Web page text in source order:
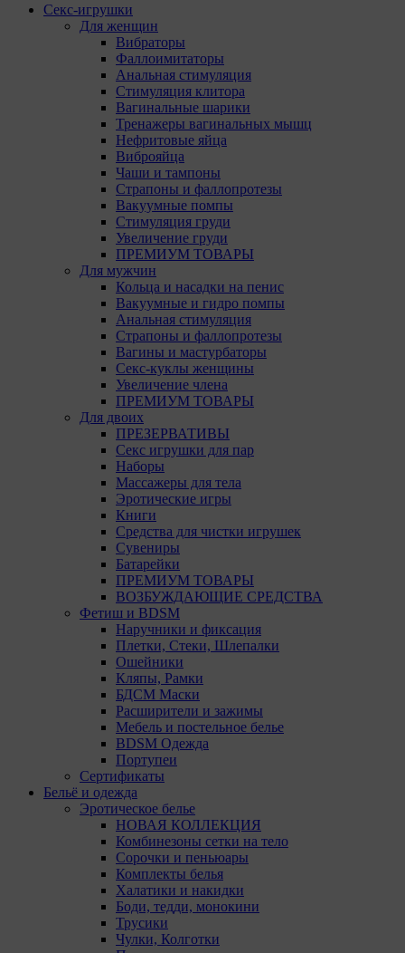
Секс-игрушки
Для женщин
Вибраторы
Фаллоимитаторы
Анальная стимуляция
Стимуляция клитора
Вагинальные шарики
Тренажеры вагинальных мышц
Нефритовые яйца
Виброяйца
Чаши и тампоны
Страпоны и фаллопротезы
Вакуумные помпы
Стимуляция груди
Увеличение груди
ПРЕМИУМ ТОВАРЫ
Для мужчин
Кольца и насадки на пенис
Вакуумные и гидро помпы
Анальная стимуляция
Страпоны и фаллопротезы
Вагины и мастурбаторы
Секс-куклы женщины
Увеличение члена
ПРЕМИУМ ТОВАРЫ
Для двоих
ПРЕЗЕРВАТИВЫ
Секс игрушки для пар
Наборы
Массажеры для тела
Эротические игры
Книги
Средства для чистки игрушек
Сувениры
Батарейки
ПРЕМИУМ ТОВАРЫ
ВОЗБУЖДАЮЩИЕ СРЕДСТВА
Фетиш и BDSM
Наручники и фиксация
Плетки, Стеки, Шлепалки
Ошейники
Кляпы, Рамки
БДСМ Маски
Расширители и зажимы
Мебель и постельное белье
BDSM Одежда
Портупеи
Сертификаты
Бельё и одежда
Эротическое белье
НОВАЯ КОЛЛЕКЦИЯ
Комбинезоны сетки на тело
Сорочки и пеньюары
Комплекты белья
Халатики и накидки
Боди, тедди, монокини
Трусики
Чулки, Колготки